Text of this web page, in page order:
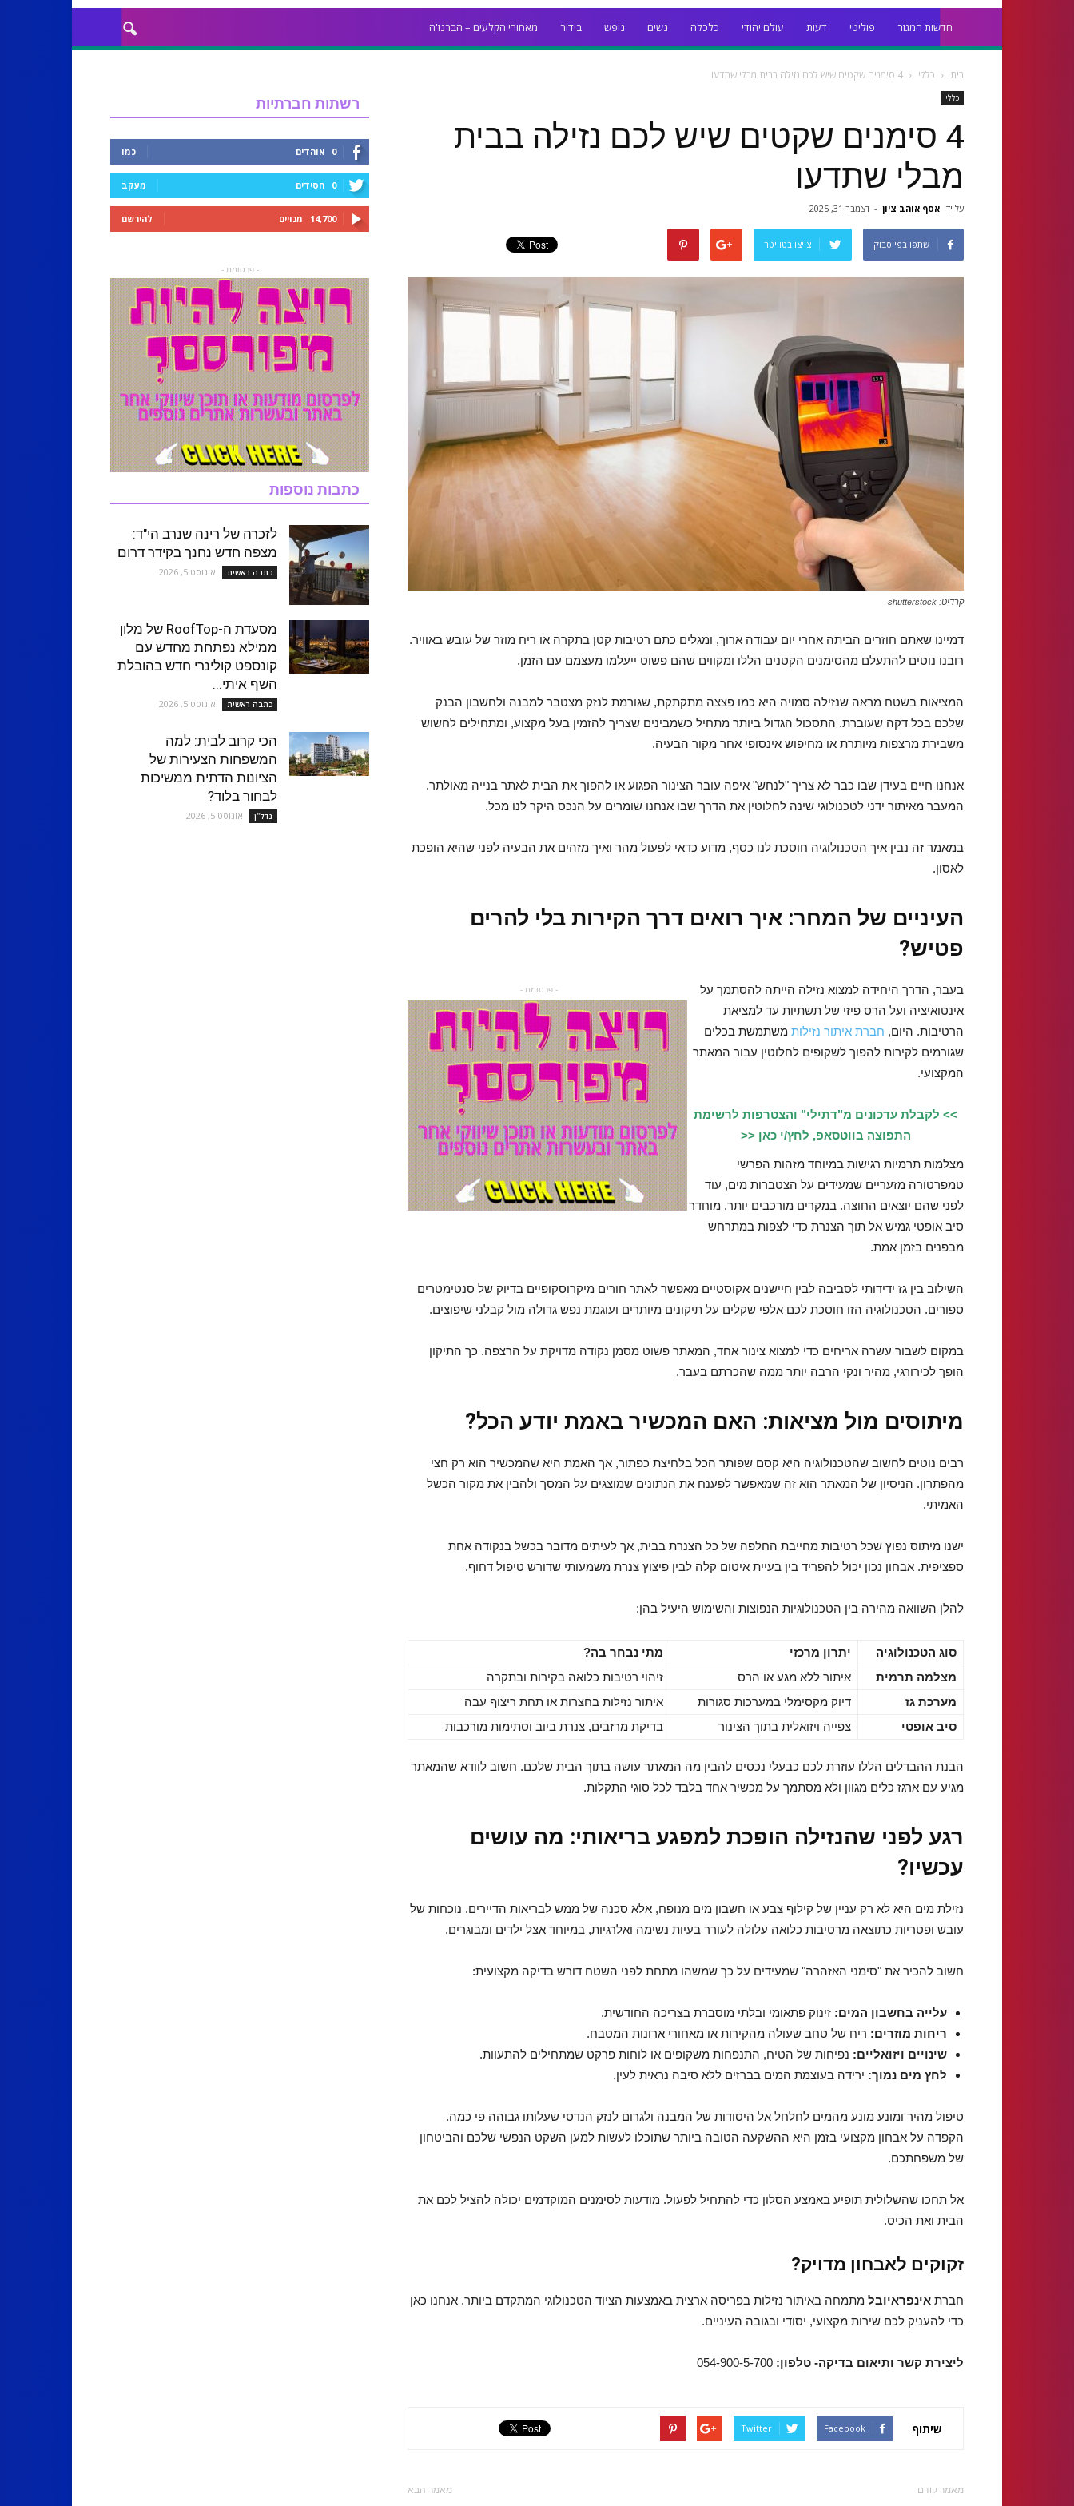
חדשות המגזר פוליטי דעות עולם יהודי כלכלה נשים נופש בידור מאחורי הקלעים – הברנז'ה
בית כללי 4 סימנים שקטים שיש לכם נזילה בבית מבלי שתדעו
כללי
4 סימנים שקטים שיש לכם נזילה בבית
מבלי שתדעו
על ידי אסף אוהב ציון - דצמבר 31, 2025
שתפו בפייסבוק צייצו בטוויטר
קרדיט: shutterstock
דמיינו שאתם חוזרים הביתה אחרי יום עבודה ארוך, ומגלים כתם רטיבות קטן בתקרה או ריח מוזר של עובש באוויר.
רובנו נוטים להתעלם מהסימנים הקטנים הללו ומקווים שהם פשוט ייעלמו מעצמם עם הזמן.
המציאות בשטח מראה שנזילה סמויה היא כמו פצצה מתקתקת, שגורמת לנזק מצטבר למבנה ולחשבון הבנק
שלכם בכל דקה שעוברת. התסכול הגדול ביותר מתחיל כשמבינים שצריך להזמין בעל מקצוע, ומתחילים לחשוש
משבירת מרצפות מיותרת או מחיפוש אינסופי אחר מקור הבעיה.
אנחנו חיים בעידן שבו כבר לא צריך "לנחש" איפה עובר הצינור הפגוע או להפוך את הבית לאתר בנייה מאולתר.
המעבר מאיתור ידני לטכנולוגי שינה לחלוטין את הדרך שבו אנחנו שומרים על הנכס היקר לנו מכל.
במאמר זה נבין איך הטכנולוגיה חוסכת לנו כסף, מדוע כדאי לפעול מהר ואיך מזהים את הבעיה לפני שהיא הופכת
לאסון.
העיניים של המחר: איך רואים דרך הקירות בלי להרים
פטיש?
- פרסומת -
בעבר, הדרך היחידה למצוא נזילה הייתה להסתמך על
אינטואיציה ועל הרס פיזי של תשתיות עד למציאת
הרטיבות. היום, חברת איתור נזילות משתמשת בכלים
שגורמים לקירות להפוך לשקופים לחלוטין עבור המאתר
המקצועי.
>> לקבלת עדכונים מ"דתילי" והצטרפות לרשימת
התפוצה בווטסאפ, לחץ/י כאן <<
מצלמות תרמיות רגישות במיוחד מזהות הפרשי
טמפרטורה מזעריים שמעידים על הצטברות מים, עוד
לפני שהם יוצאים החוצה. במקרים מורכבים יותר, מוחדר
סיב אופטי גמיש אל תוך הצנרת כדי לצפות במתרחש
מבפנים בזמן אמת.
השילוב בין גז ידידותי לסביבה לבין חיישנים אקוסטיים מאפשר לאתר חורים מיקרוסקופיים בדיוק של סנטימטרים
ספורים. הטכנולוגיה הזו חוסכת לכם אלפי שקלים על תיקונים מיותרים ועוגמת נפש גדולה מול קבלני שיפוצים.
במקום לשבור עשרה אריחים כדי למצוא צינור אחד, המאתר פשוט מסמן נקודה מדויקת על הרצפה. כך התיקון
הופך לכירורגי, מהיר ונקי הרבה יותר ממה שהכרתם בעבר.
מיתוסים מול מציאות: האם המכשיר באמת יודע הכל?
רבים נוטים לחשוב שהטכנולוגיה היא קסם שפותר הכל בלחיצת כפתור, אך האמת היא שהמכשיר הוא רק חצי
מהפתרון. הניסיון של המאתר הוא זה שמאפשר לפענח את הנתונים שמוצגים על המסך ולהבין את מקור הכשל
האמיתי.
ישנו מיתוס נפוץ שכל רטיבות מחייבת החלפה של כל הצנרת בבית, אך לעיתים מדובר בכשל בנקודה אחת
ספציפית. אבחון נכון יכול להפריד בין בעיית איטום קלה לבין פיצוץ צנרת משמעותי שדורש טיפול דחוף.
להלן השוואה מהירה בין הטכנולוגיות הנפוצות והשימוש היעיל בהן:
סוג הטכנולוגיה יתרון מרכזי
מתי נבחר בה?
מצלמה תרמית
איתור ללא מגע או הרס
זיהוי רטיבות כלואה בקירות ובתקרה
מערכת גז
דיוק מקסימלי במערכות סגורות
איתור נזילות בחצרות או תחת ריצוף עבה
סיב אופטי
צפייה ויזואלית בתוך הצינור בדיקת מרזבים, צנרת ביוב וסתימות מורכבות
הבנת ההבדלים הללו עוזרת לכם כבעלי נכסים להבין מה המאתר עושה בתוך הבית שלכם. חשוב לוודא שהמאתר
מגיע עם ארגז כלים מגוון ולא מסתמך על מכשיר אחד בלבד לכל סוגי התקלות.
רגע לפני שהנזילה הופכת למפגע בריאותי: מה עושים
עכשיו?
נזילת מים היא לא רק עניין של קילוף צבע או חשבון מים מנופח, אלא סכנה של ממש לבריאות הדיירים. נוכחות של
עובש ופטריות כתוצאה מרטיבות כלואה עלולה לעורר בעיות נשימה ואלרגיות, במיוחד אצל ילדים ומבוגרים.
חשוב להכיר את "סימני האזהרה" שמעידים על כך שמשהו מתחת לפני השטח דורש בדיקה מקצועית:
עלייה בחשבון המים: זינוק פתאומי ובלתי מוסברת בצריכה החודשית.
ריחות מוזרים: ריח של טחב שעולה מהקירות או מאחורי ארונות המטבח.
שינויים ויזואליים: נפיחות של הטיח, התנפחות משקופים או לוחות פרקט שמתחילים להתעוות.
לחץ מים נמוך: ירידה בעוצמת המים בברזים ללא סיבה נראית לעין.
טיפול מהיר ומונע מונע מהמים לחלחל אל היסודות של המבנה ולגרום לנזק הנדסי שעלותו גבוהה פי כמה.
הקפדה על אבחון מקצועי בזמן היא ההשקעה הטובה ביותר שתוכלו לעשות למען השקט הנפשי שלכם והביטחון
של משפחתכם.
אל תחכו שהשלולית תופיע באמצע הסלון כדי להתחיל לפעול. מודעות לסימנים המוקדמים יכולה להציל לכם את
הבית ואת הכיס.
זקוקים לאבחון מדויק?
חברת אינפראיובל מתמחה באיתור נזילות בפריסה ארצית באמצעות הציוד הטכנולוגי המתקדם ביותר. אנחנו כאן
כדי להעניק לכם שירות מקצועי, יסודי ובגובה העיניים.
ליצירת קשר ותיאום בדיקה- טלפון:
שיתוף Facebook
Twitter
מאמר קודם מאמר הבא
רשתות חברתיות
0 אוהדים כמו
0 חסידים מעקב
14,700 מנויים להירשם
- פרסומת -
כתבות נוספות
לזכרה של רינה שנרב הי"ד:
מצפה חדש נחנך בקידר דרום
כתבה ראשית אוגוסט 5, 2026
מסעדת ה-RoofTop של מלון
ממילא נפתחת מחדש עם
קונספט קולינרי חדש בהובלת
השף איתי...
כתבה ראשית אוגוסט 5, 2026
הכי קרוב לבית: למה
המשפחות הצעירות של
הציונות הדתית ממשיכות
לבחור בלוד?
נדל''ן אוגוסט 5, 2026